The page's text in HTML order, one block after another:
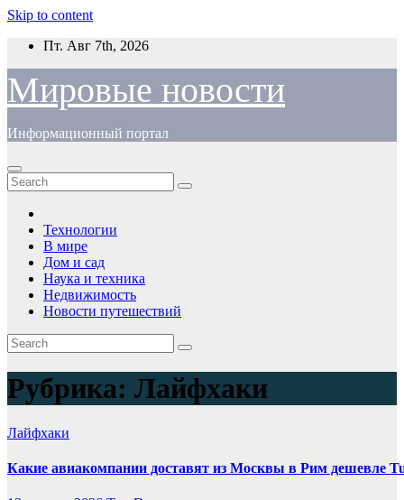
Skip to content
Пт. Авг 7th, 2026
Мировые новости
Информационный портал
Технологии
В мире
Дом и сад
Наука и техника
Недвижимость
Новости путешествий
Рубрика: Лайфхаки
Лайфхаки
Какие авиакомпании доставят из Москвы в Рим дешевле